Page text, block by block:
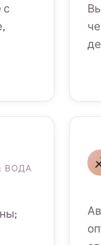
с
ВОДА